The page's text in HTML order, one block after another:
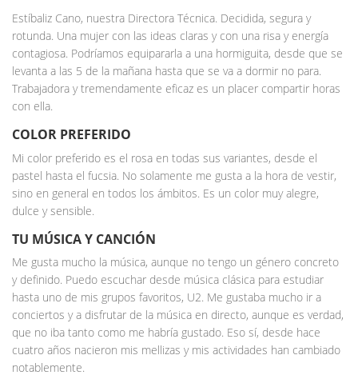
Estíbaliz Cano, nuestra Directora Técnica. Decidida, segura y
rotunda. Una mujer con las ideas claras y con una risa y energía
contagiosa. Podríamos equipararla a una hormiguita, desde que se
levanta a las 5 de la mañana hasta que se va a dormir no para.
Trabajadora y tremendamente eficaz es un placer compartir horas
con ella.
COLOR PREFERIDO
Mi color preferido es el rosa en todas sus variantes, desde el
pastel hasta el fucsia. No solamente me gusta a la hora de vestir,
sino en general en todos los ámbitos. Es un color muy alegre,
dulce y sensible.
TU MÚSICA Y CANCIÓN
Me gusta mucho la música, aunque no tengo un género concreto
y definido. Puedo escuchar desde música clásica para estudiar
hasta uno de mis grupos favoritos, U2. Me gustaba mucho ir a
conciertos y a disfrutar de la música en directo, aunque es verdad,
que no iba tanto como me habría gustado. Eso sí, desde hace
cuatro años nacieron mis mellizas y mis actividades han cambiado
notablemente.